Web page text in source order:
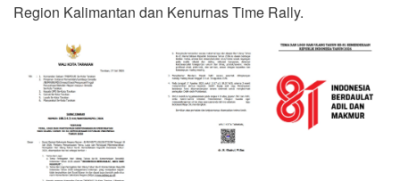
Region Kalimantan dan Kenurnas Time Rally.